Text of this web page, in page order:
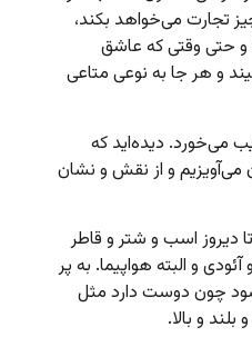
تجارت می‌خواهد بکند،
حتی وقتی که عاشق
و هر جا به نوعی متاعی
می‌خورد. دیده‌اید که
می‌آویزیم و از نقش و نشان
دیروز اسب و شتر و قاطر
و البته هواپیما. به پر
چون دوست دارد مثل
بلند و بالا.